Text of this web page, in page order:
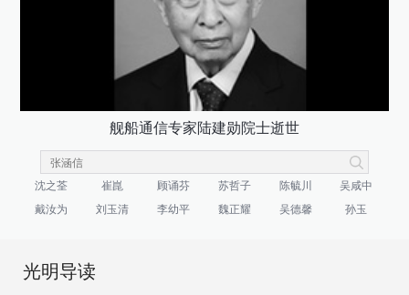
舰船通信专家陆建勋院士逝世
沈之荃 崔崑 顾诵芬 苏哲子 陈毓川
吴咸中
戴汝为
刘玉清 李幼平 魏正耀 吴德馨 孙玉
光明导读